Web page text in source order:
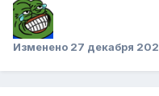
Изменено 27 декабря